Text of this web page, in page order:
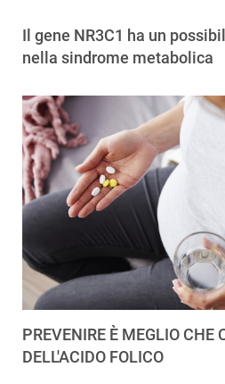
Il gene NR3C1 ha un
nella sindrome metabolica
PREVENIRE È MEGLIO CHE
DELL'ACIDO FOLICO